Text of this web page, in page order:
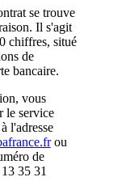
se trouve
Il s'agit
chiffres, situé
de
bancaire.
vous
le service
l'adresse
ou
de
35 31